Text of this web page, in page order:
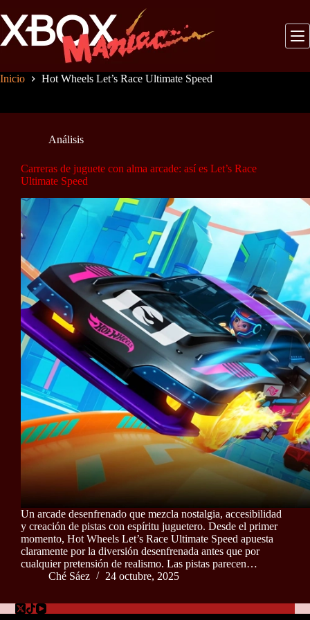
al
contenido
Inicio Hot Wheels Let’s Race Ultimate Speed
Análisis
Carreras de juguete con alma arcade: así es Let’s Race
Ultimate Speed
Un arcade desenfrenado que mezcla nostalgia, accesibilidad
y creación de pistas con espíritu juguetero. Desde el primer
momento, Hot Wheels Let’s Race Ultimate Speed apuesta
claramente por la diversión desenfrenada antes que por
cualquier pretensión de realismo. Las pistas parecen…
Ché Sáez
24 octubre, 2025